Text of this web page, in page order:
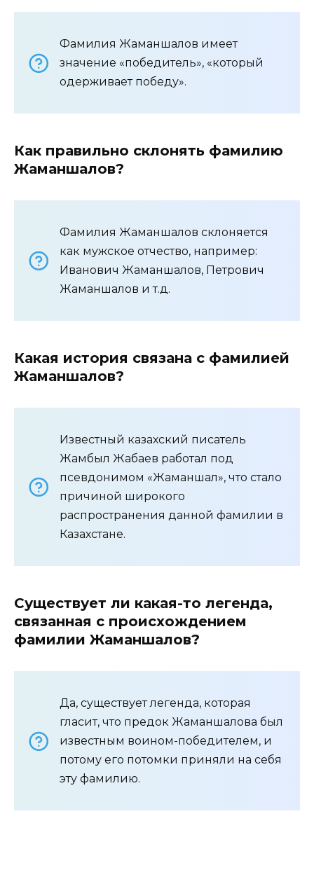
Фамилия Жаманшалов имеет
значение «победитель», «который
одерживает победу».
Как правильно склонять фамилию
Жаманшалов?
Фамилия Жаманшалов склоняется
как мужское отчество, например:
Иванович Жаманшалов, Петрович
Жаманшалов и т.д.
Какая история связана с фамилией
Жаманшалов?
Известный казахский писатель
Жамбыл Жабаев работал под
псевдонимом «Жаманшал», что стало
причиной широкого
распространения данной фамилии в
Казахстане.
Существует ли какая-то легенда,
связанная с происхождением
фамилии Жаманшалов?
Да, существует легенда, которая
гласит, что предок Жаманшалова был
известным воином-победителем, и
потому его потомки приняли на себя
эту фамилию.